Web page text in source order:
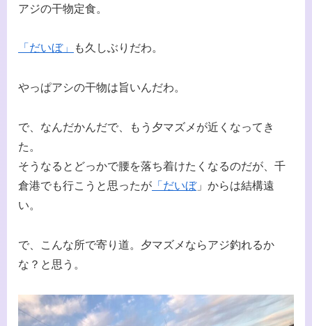
アジの干物定食。
「だいぼ」 も久しぶりだわ。
やっぱアシの干物は旨いんだわ。
で、なんだかんだで、もう夕マズメが近くなってき
た。
そうなるとどっかで腰を落ち着けたくなるのだが、千
倉港でも行こうと思ったが 「だいぼ」からは結構遠
い。
で、こんな所で寄り道。夕マズメならアジ釣れるか
な？と思う。